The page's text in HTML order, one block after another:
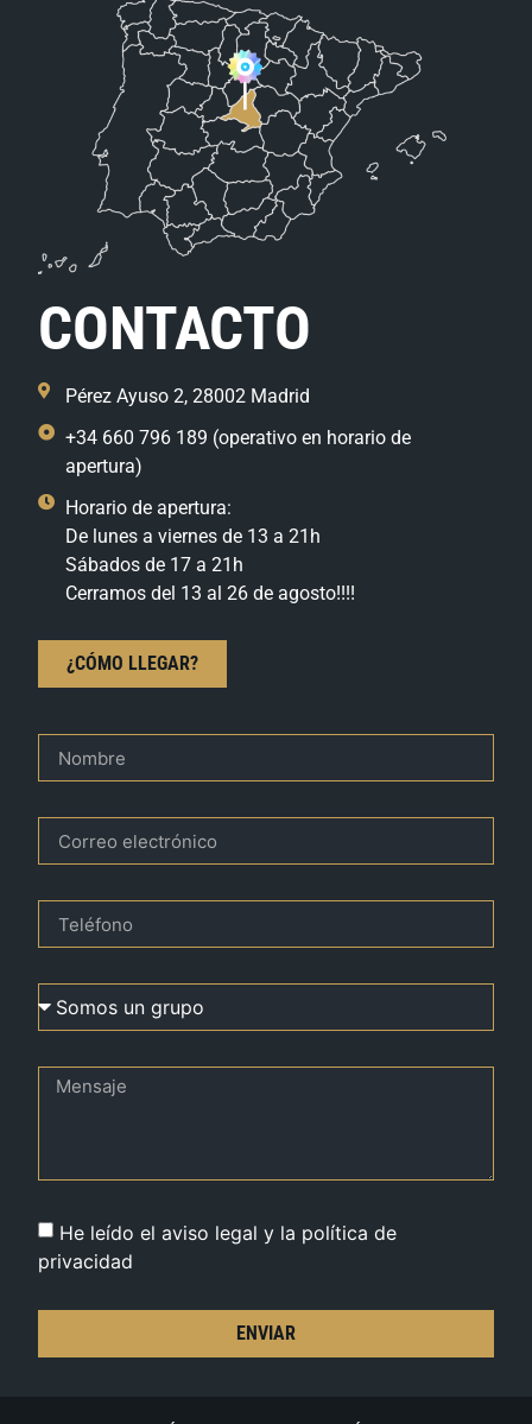
CONTACTO
Pérez Ayuso 2, 28002 Madrid
+34 660 796 189 (operativo en horario de
apertura)
Horario de apertura:
De lunes a viernes de 13 a 21h
Sábados de 17 a 21h
Cerramos del 13 al 26 de agosto!!!!
¿CÓMO LLEGAR?
He leído el aviso legal y la política de
privacidad
ENVIAR